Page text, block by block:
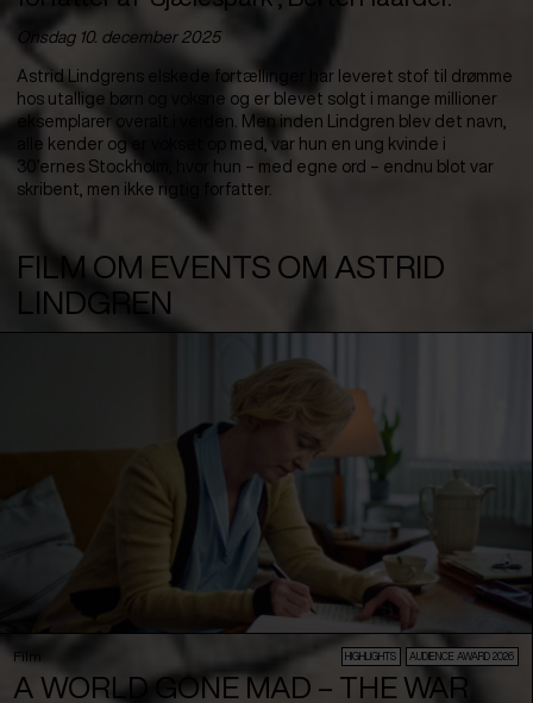
Onsdag 10. december 2025
Astrid Lindgrens elskede fortællinger har leveret stof til drømme
hos utallige børn og voksne og er blevet solgt i mange millioner
eksemplarer overalt i verden. Men inden Lindgren blev det navn,
alle kender og er vokset op med, var hun en ung kvinde i
30’ernes Stockholm, hvor hun – med egne ord – endnu blot var
skribent, men ikke rigtig forfatter.
FILM OM EVENTS OM ASTRID
LINDGREN
Film HIGHLIGHTS AUDIENCE AWARD 2026
A WORLD GONE MAD – THE WAR